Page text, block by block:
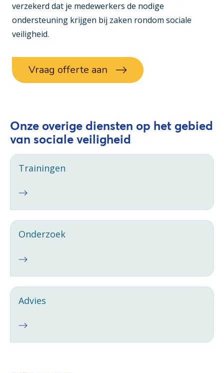
verzekerd dat je medewerkers de nodige
ondersteuning krijgen bij zaken rondom sociale
veiligheid.
Vraag offerte aan
Onze overige diensten op het gebied
van sociale veiligheid
Trainingen
Onderzoek
Advies